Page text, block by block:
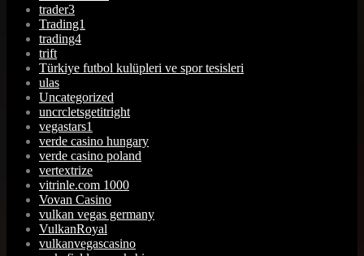
trader3
Trading1
trading4
trift
Türkiye futbol kulüpleri ve spor tesisleri
ulas
Uncategorized
uncrcletsgetitright
vegastars1
verde casino hungary
verde casino poland
vertextrize
vitrinle.com 1000
Vovan Casino
vulkan vegas germany
VulkanRoyal
vulkanvegascasino